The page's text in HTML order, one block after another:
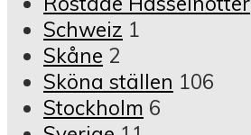
Schweiz 1
Skåne 2
Sköna ställen 106
Stockholm 6